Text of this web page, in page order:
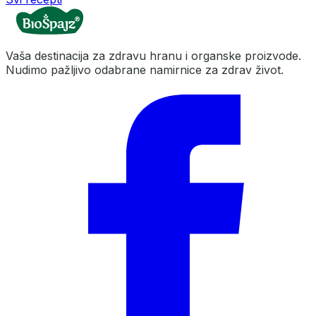
Vaša destinacija za zdravu hranu i organske proizvode.
Nudimo pažljivo odabrane namirnice za zdrav život.